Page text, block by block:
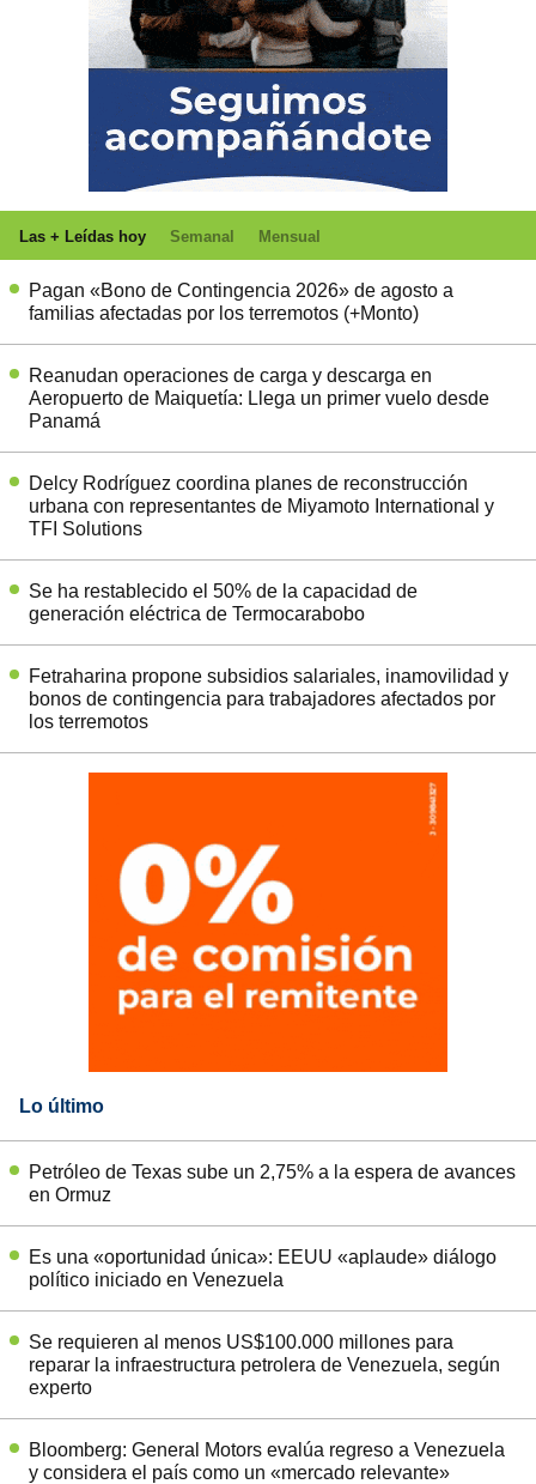
Las + Leídas hoy Semanal Mensual
Pagan «Bono de Contingencia 2026» de agosto a
familias afectadas por los terremotos (+Monto)
Reanudan operaciones de carga y descarga en
Aeropuerto de Maiquetía: Llega un primer vuelo desde
Panamá
Delcy Rodríguez coordina planes de reconstrucción
urbana con representantes de Miyamoto International y
TFI Solutions
Se ha restablecido el 50% de la capacidad de
generación eléctrica de Termocarabobo
Fetraharina propone subsidios salariales, inamovilidad y
bonos de contingencia para trabajadores afectados por
los terremotos
Lo último
Petróleo de Texas sube un 2,75% a la espera de avances
en Ormuz
Es una «oportunidad única»: EEUU «aplaude» diálogo
político iniciado en Venezuela
Se requieren al menos US$100.000 millones para
reparar la infraestructura petrolera de Venezuela, según
experto
Bloomberg: General Motors evalúa regreso a Venezuela
y considera el país como un «mercado relevante»